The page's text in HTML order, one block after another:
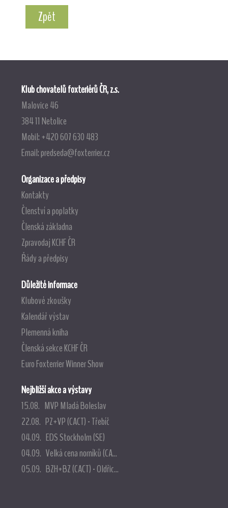
Zpět
Klub chovatelů foxteriérů ČR, z.s.
Malovice 46
384 11 Netolice
Mobil: +420 607 630 483
Email:predseda@foxterrier.cz
Organizace a předpisy
Kontakty
Členství a poplatky
Členská základna
Zpravodaj KCHF ČR
Řády a předpisy
Důležité informace
Klubové zkoušky
Kalendář výstav
Plemenná kniha
Členská sekce KCHF ČR
Euro Foxterrier Winner Show
Nejbližší akce a výstavy
15.08. MVP Mladá Boleslav
22.08. PZ+VP (CACT) - Třebíč
04.09. EDS Stockholm (SE)
04.09. Velká cena norníků (CA...
05.09. BZH+BZ (CACT) - Oldřic...